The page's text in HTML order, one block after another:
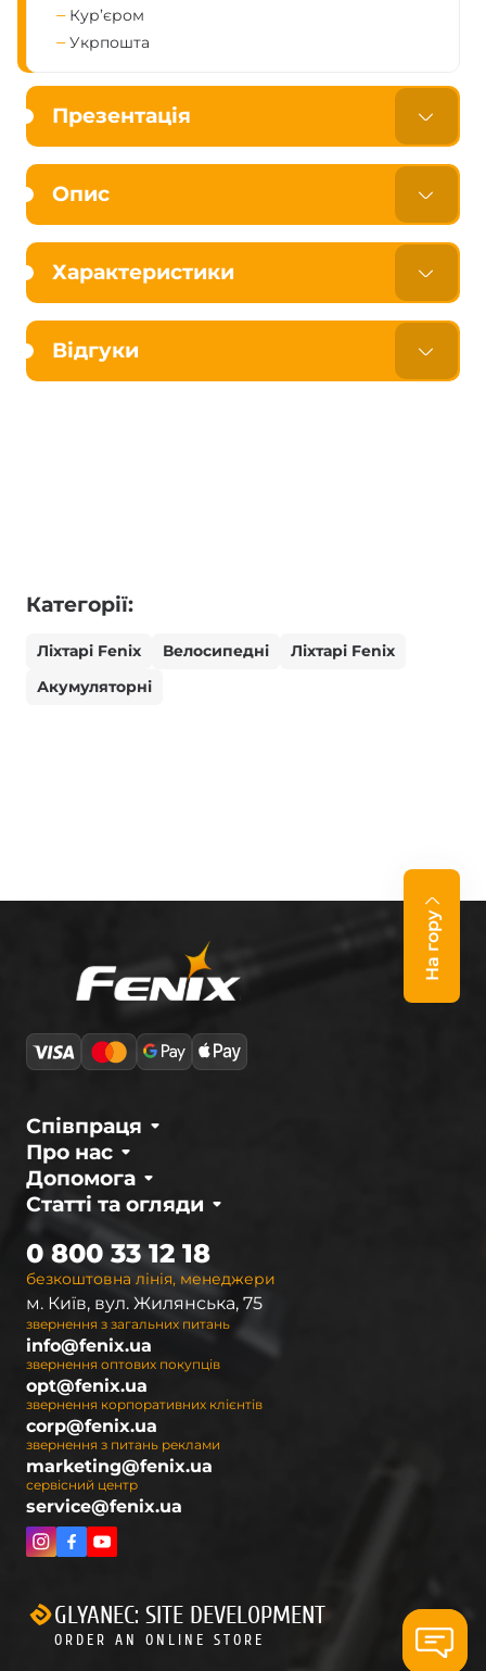
Кур’єром
Укрпошта
Презентація
Опис
Характеристики
Відгуки
Категорії:
Ліхтарі Fenix Велосипедні
Ліхтарі Fenix
Акумуляторні
На гору
Про нас
Співпраця
Статті та огляди
Допомога
безкоштовна лінія, менеджери
0 800 33 12 18
м. Київ, вул. Жилянська, 75
звернення з загальних питань
info@fenix.ua
звернення оптових покупців
opt@fenix.ua
звернення корпоративних клієнтів
corp@fenix.ua
звернення з питань реклами
marketing@fenix.ua
сервісний центр
service@fenix.ua
GLYANEC: SITE DEVELOPMENT
ORDER AN ONLINE STORE